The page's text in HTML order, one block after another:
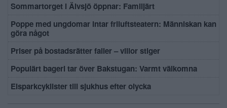
Sommartorget i Älvsjö öppnar: Familjärt
Poppe med ungdomar intar friluftsteatern: Människan kan
göra något
Priser på bostadsrätter faller – villor stiger
Populärt bageri tar över Bakstugan: Varmt välkomna
Elsparkcyklister till sjukhus efter olycka